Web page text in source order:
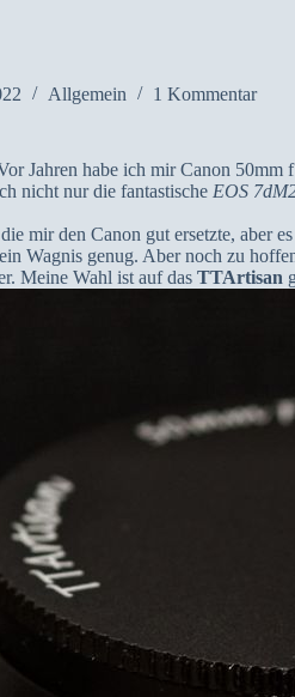
Allgemein 1 Kommentar
Jahren habe ich mir Canon
nicht nur die fantastische EOS
mir den Canon gut ersetzte, aber
Wagnis genug. Aber noch zu
Meine Wahl ist auf das TTArtisan